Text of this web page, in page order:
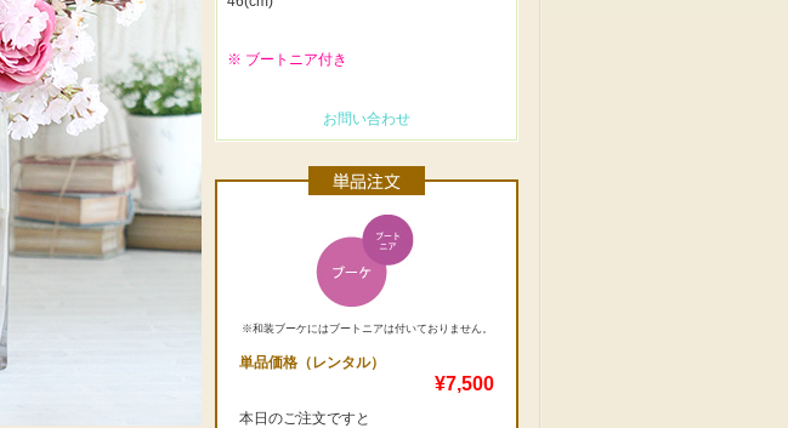
※ ブートニア付き
お問い合わせ
※和装ブーケにはブートニアは付いておりません。
単品価格（レンタル）
¥7,500
本日のご注文ですと